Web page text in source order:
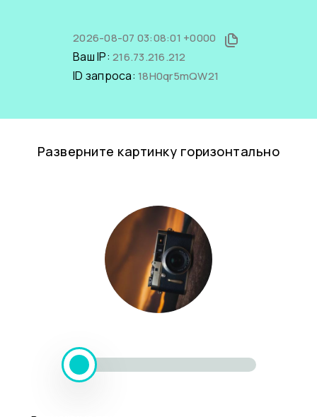
2026-08-07 03:08:01 +0000
Ваш IP: 216.73.216.212
ID запроса: 18H0qr5mQW21
Разверните картинку горизонтально